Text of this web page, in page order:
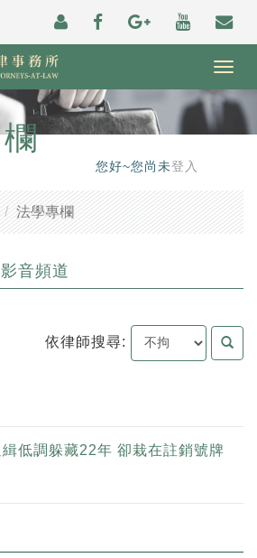
您好~您尚未登入
法學專欄
影音頻道
依律師搜尋:
低調躲藏22年 卻栽在註銷號牌